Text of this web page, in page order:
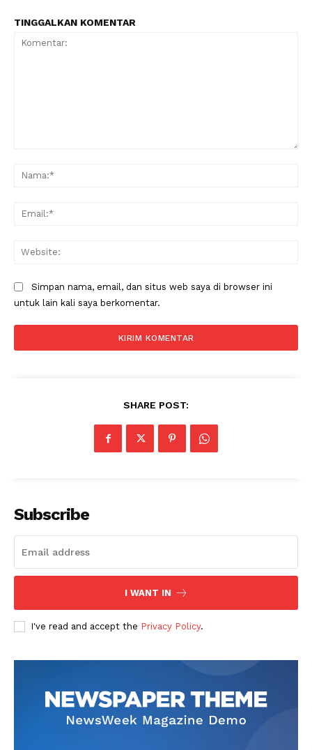
News Week
Magazine PRO
SUBSCRIBE NOW
TINGGALKAN KOMENTAR
Simpan nama, email, dan situs web saya di browser ini
untuk lain kali saya berkomentar.
SHARE POST:
Subscribe
I WANT IN
I've read and accept the Privacy Policy.